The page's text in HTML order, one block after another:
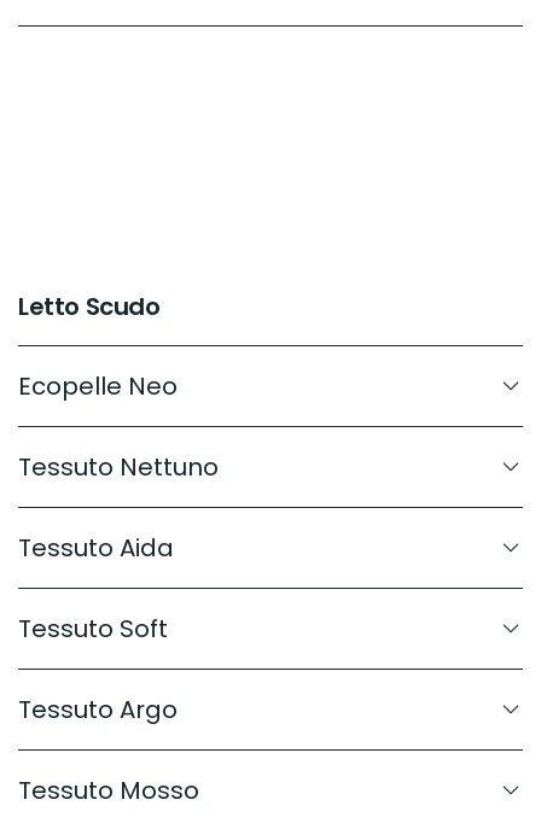
Letto Scudo
Ecopelle Neo
Tessuto Nettuno
Tessuto Aida
Tessuto Soft
Tessuto Argo
Tessuto Mosso